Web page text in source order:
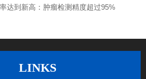
达到新高：肿瘤检测精度超过95%
LINKS